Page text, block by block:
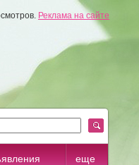
Реклама на сайте
еще